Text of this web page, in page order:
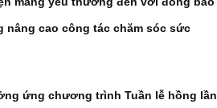
nâng cao công tác chăm sóc sức
ứng chương trình Tuần lễ hồng lần